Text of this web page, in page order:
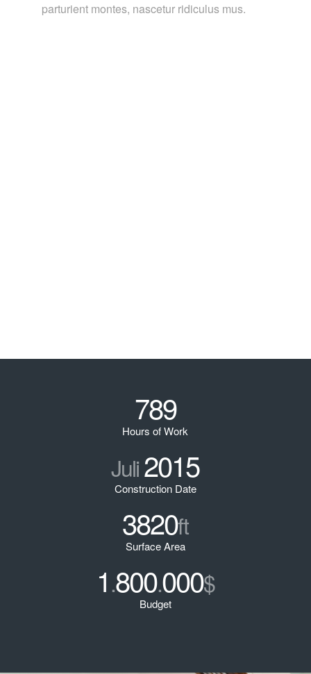
parturient montes, nascetur ridiculus mus.
789
Hours of Work
Juli2015
Construction Date
3820ft
Surface Area
1.800.000$
Budget